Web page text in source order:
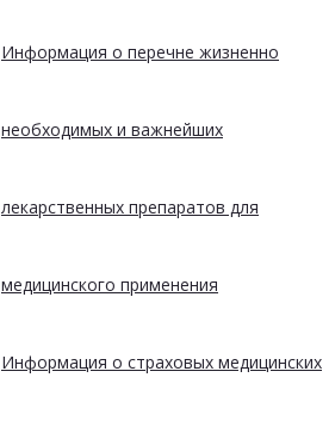
Информация о перечне жизненно
необходимых и важнейших
лекарственных препаратов для
медицинского применения
Информация о страховых медицинских